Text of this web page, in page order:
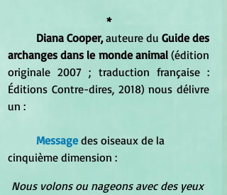
*
Diana Cooper, auteure du Guide des
archanges dans le monde animal (édition
originale 2007 ; traduction française :
Éditions Contre-dires, 2018) nous délivre
un :
Message des oiseaux de la
cinquième dimension :
Nous volons ou nageons avec des yeux